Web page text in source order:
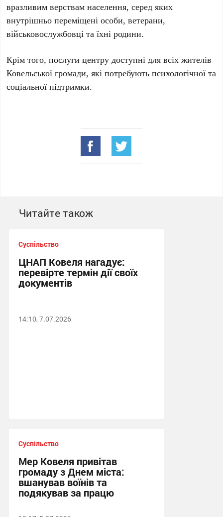
вразливим верствам населення, серед яких
внутрішньо переміщені особи, ветерани,
військовослужбовці та їхні родини.
Крім того, послуги центру доступні для всіх жителів
Ковельської громади, які потребують психологічної та
соціальної підтримки.
Читайте також
Суспільство
ЦНАП Ковеля нагадує:
перевірте термін дії своїх
документів
14:10, 7.07.2026
Суспільство
Мер Ковеля привітав
громаду з Днем міста:
вшанував воїнів та
подякував за працю